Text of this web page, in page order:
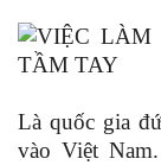
Là quốc gia
vào Việt